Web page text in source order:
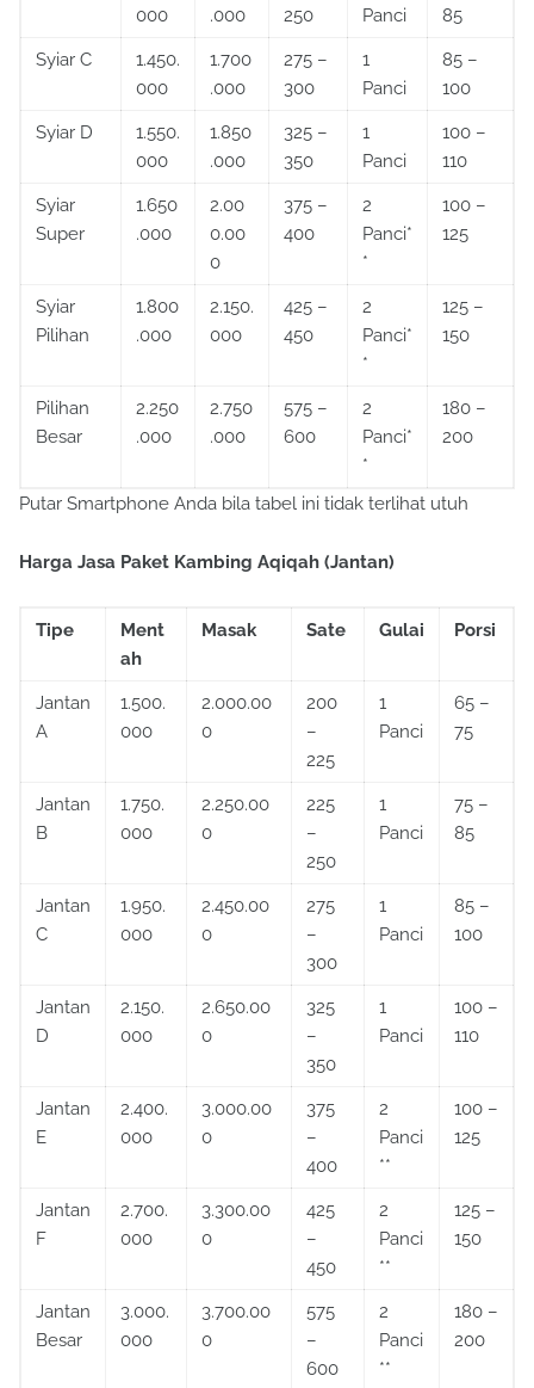
000
.000
250
Panci
85
Syiar C
1.450.
000
1.700
.000
275 –
300
1
Panci
85 –
100
Syiar D
1.550.
000
1.850
.000
325 –
350
1
Panci
100 –
110
Syiar
Super
1.650
.000
2.00
0.00
0
375 –
400
2
Panci*
*
100 –
125
Syiar
Pilihan
1.800
.000
2.150.
000
425 –
450
2
Panci*
*
125 –
150
Pilihan
Besar
2.250
.000
2.750
.000
575 –
600
2
Panci*
*
180 –
200
Putar Smartphone Anda bila tabel ini tidak terlihat utuh
Harga Jasa Paket Kambing Aqiqah (Jantan)
Tipe
Ment
ah
Masak Sate Gulai Porsi
Jantan
A
1.500.
000
2.000.00
0
200
–
225
1
Panci
65 –
75
Jantan
B
1.750.
000
2.250.00
0
225
–
250
1
Panci
75 –
85
Jantan
C
1.950.
000
2.450.00
0
275
–
300
1
Panci
85 –
100
Jantan
D
2.150.
000
2.650.00
0
325
–
350
1
Panci
100 –
110
Jantan
E
2.400.
000
3.000.00
0
375
–
400
2
Panci
**
100 –
125
Jantan
F
2.700.
000
3.300.00
0
425
–
450
2
Panci
**
125 –
150
Jantan
Besar
3.000.
000
3.700.00
0
575
–
600
2
Panci
**
180 –
200